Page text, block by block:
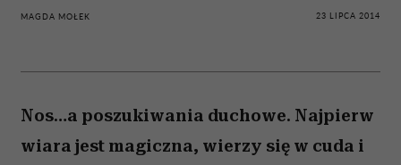
MAGDA MOŁEK 23 LIPCA 2014
Nos…a poszukiwania duchowe. Najpierw
wiara jest magiczna, wierzy się w cuda i